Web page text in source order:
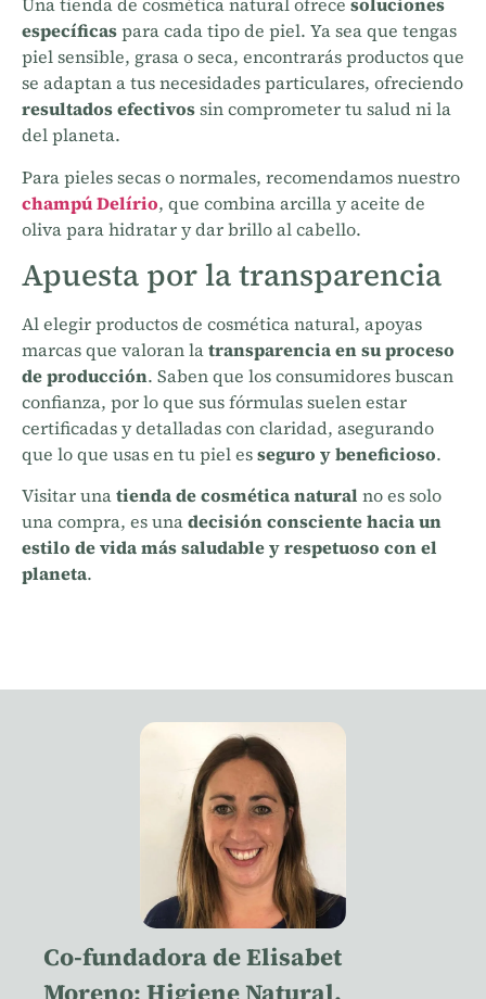
específicaspara cada tipo de piel. Ya sea que tengas
piel sensible, grasa o seca, encontrarás productos que
se adaptan a tus necesidades particulares, ofreciendo
resultados efectivossin comprometer tu salud ni la
del planeta.
Para pieles secas o normales, recomendamos nuestro
champú Delírio, que combina arcilla y aceite de
oliva para hidratar y dar brillo al cabello.
Apuesta por la transparencia
Al elegir productos de cosmética natural, apoyas
marcas que valoran latransparencia en su proceso
de producción. Saben que los consumidores buscan
confianza, por lo que sus fórmulas suelen estar
certificadas y detalladas con claridad, asegurando
que lo que usas en tu piel esseguro y beneficioso.
Visitar unatienda de cosmética natural no es solo
una compra, es unadecisión consciente hacia un
estilo de vida más saludable y respetuoso con el
planeta.
Co-fundadora de Elisabet
Moreno; Higiene Natural.